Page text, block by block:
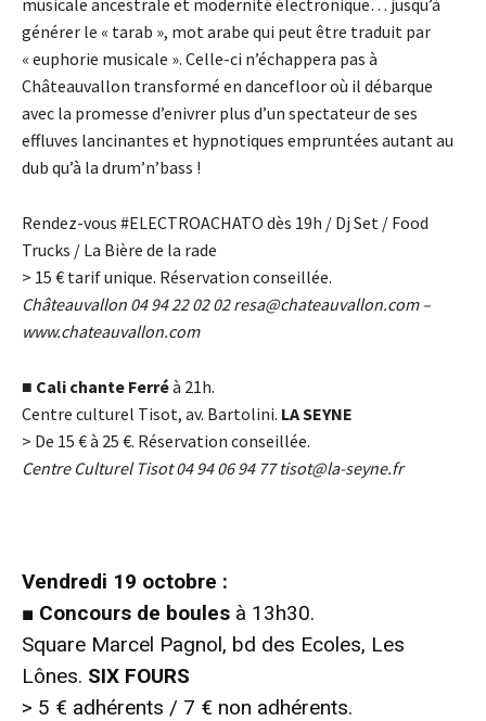
générer le « tarab », mot arabe qui peut être traduit par
« euphorie musicale ». Celle-ci n’échappera pas à
Châteauvallon transformé en dancefloor où il débarque
avec la promesse d’enivrer plus d’un spectateur de ses
effluves lancinantes et hypnotiques empruntées autant au
dub qu’à la drum’n’bass !
Rendez-vous #ELECTROACHATO dès 19h / Dj Set / Food
Trucks / La Bière de la rade
> 15 € tarif unique. Réservation conseillée.
Châteauvallon 04 94 22 02 02resa@chateauvallon.com–
www.chateauvallon.com
■ Cali chante Ferréà 21h.
Centre culturel Tisot, av. Bartolini. LA SEYNE
> De 15 €à 25 €. Réservation conseillée.
Centre Culturel Tisot 04 94 06 94 77tisot@la-seyne.fr
Vendredi 19 octobre :
■ Concours de boules à 13h30.
Square Marcel Pagnol, bd des Ecoles, Les
Lônes. SIX FOURS
> 5 € adhérents / 7 € non adhérents.